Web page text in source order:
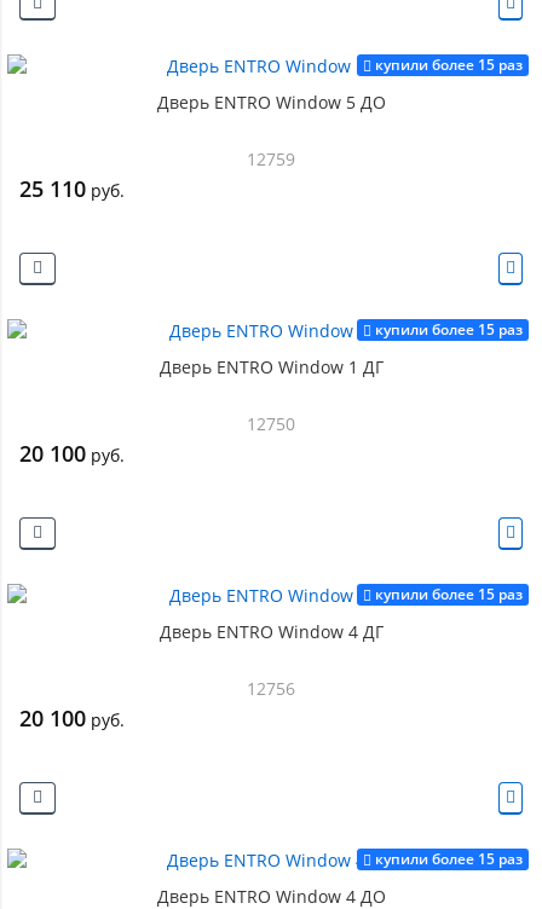
купили более 15 раз
Дверь ENTRO Window 5 ДО
12759
25 110 руб.
купили более 15 раз
Дверь ENTRO Window 1 ДГ
12750
20 100 руб.
купили более 15 раз
Дверь ENTRO Window 4 ДГ
12756
20 100 руб.
купили более 15 раз
Дверь ENTRO Window 4 ДО